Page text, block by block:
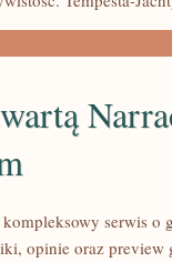
serwis o
opinie oraz preview